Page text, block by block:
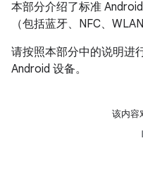
本部分介绍了标准
（包括蓝牙、NFC、
请按照本部分中的说明进
Android 设备。
该内容